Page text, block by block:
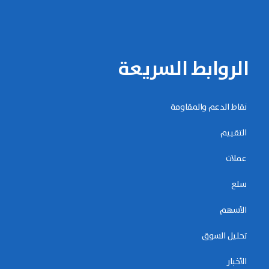
الروابط السريعة
نقاط الدعم والمقاومة
التقييم
عملات
سلع
الأسهم
تحليل السوق
الأخبار